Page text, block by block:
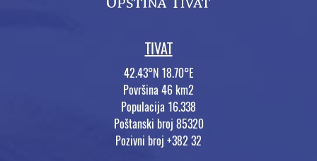
TIVAT
42.43°N 18.70°E
Površina 46 km2
Populacija 16.338
Poštanski broj 85320
Pozivni broj +382 32